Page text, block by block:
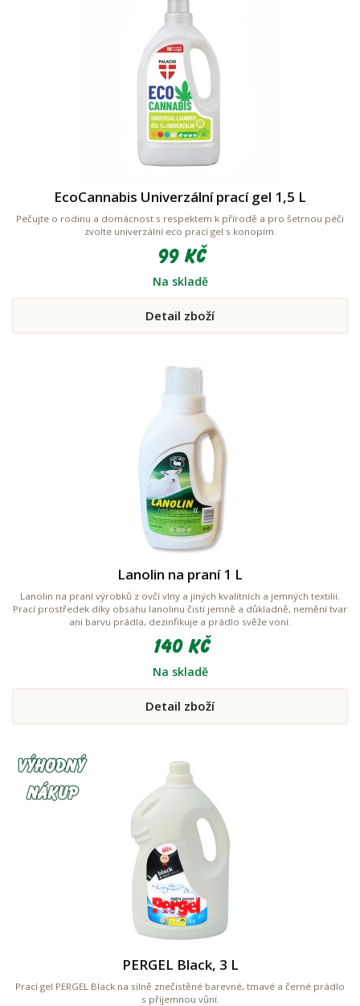
EcoCannabis Univerzální prací gel 1,5 L
Pečujte o rodinu a domácnost s respektem k přírodě a pro šetrnou péči
zvolte univerzální eco prací gel s konopím.
99 Kč
Na skladě
Detail zboží
Lanolin na praní 1 L
Lanolin na praní výrobků z ovčí vlny a jiných kvalitních a jemných textilií.
Prací prostředek díky obsahu lanolinu čistí jemně a důkladně, nemění tvar
ani barvu prádla, dezinfikuje a prádlo svěže voní.
140 Kč
Na skladě
Detail zboží
PERGEL Black, 3 L
Prací gel PERGEL Black na silně znečistěné barevné, tmavé a černé prádlo
s příjemnou vůní.